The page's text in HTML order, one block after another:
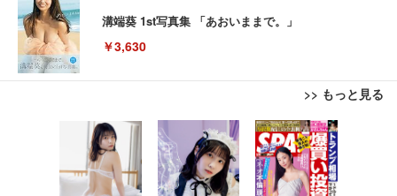
溝端葵 1st写真集 「あおいままで。」
￥3,630
>> もっと見る
Juice=Juice Concert 2026 UP TO 11 MORE! MOR
E! (特典なし) [Blu-ray]
￥8,698
日経エンタテインメント! 2026年 9 月号増刊【表
紙：EBiDAN】
￥980
【Amazon.co.jp限定】REGZA レグザ テレビ 32V3
5N(A) (32インチ / ハイビジョン/液晶/Airplay/ネット
動画対応)
￥39,800